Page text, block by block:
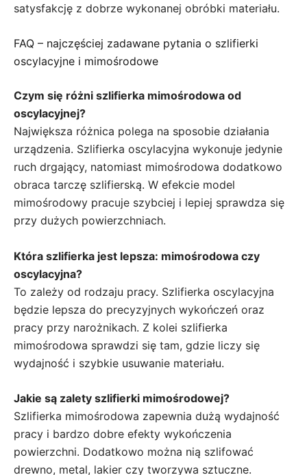
satysfakcję z dobrze wykonanej obróbki materiału.
FAQ – najczęściej zadawane pytania o szlifierki
oscylacyjne i mimośrodowe
Czym się różni szlifierka mimośrodowa od
oscylacyjnej?
Największa różnica polega na sposobie działania
urządzenia. Szlifierka oscylacyjna wykonuje jedynie
ruch drgający, natomiast mimośrodowa dodatkowo
obraca tarczę szlifierską. W efekcie model
mimośrodowy pracuje szybciej i lepiej sprawdza się
przy dużych powierzchniach.
Która szlifierka jest lepsza: mimośrodowa czy
oscylacyjna?
To zależy od rodzaju pracy. Szlifierka oscylacyjna
będzie lepsza do precyzyjnych wykończeń oraz
pracy przy narożnikach. Z kolei szlifierka
mimośrodowa sprawdzi się tam, gdzie liczy się
wydajność i szybkie usuwanie materiału.
Jakie są zalety szlifierki mimośrodowej?
Szlifierka mimośrodowa zapewnia dużą wydajność
pracy i bardzo dobre efekty wykończenia
powierzchni. Dodatkowo można nią szlifować
drewno, metal, lakier czy tworzywa sztuczne.